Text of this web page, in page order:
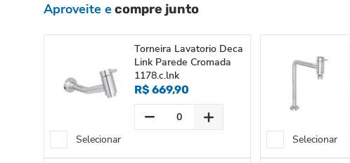
Aproveite ecompre junto
Torneira Lavatorio Deca
Link Parede Cromada
1178.c.lnk
R$ 669,90
Selecionar Selecionar